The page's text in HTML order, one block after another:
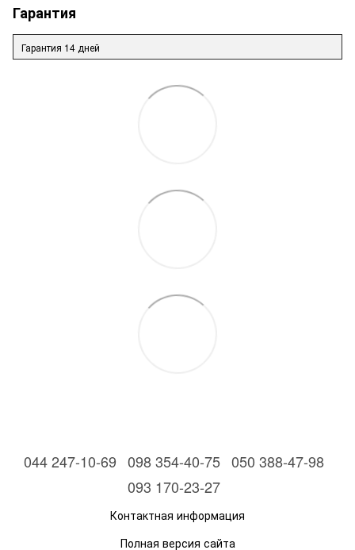
Гарантия
Гарантия 14 дней
044 247-10-69 098 354-40-75 050 388-47-98
093 170-23-27
Контактная информация
Полная версия сайта